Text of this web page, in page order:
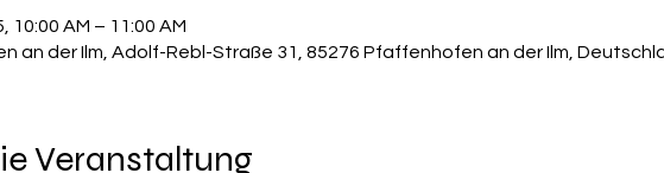
10:00 AM – 11:00 AM
an der Ilm, Adolf-Rebl-Straße 31, 85276 Pfaffenhofen an der Ilm,
Veranstaltung